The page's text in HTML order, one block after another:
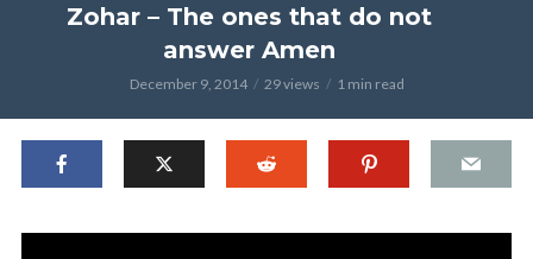
Zohar – The ones that do not
answer Amen
December 9, 2014 29 views 1 min read